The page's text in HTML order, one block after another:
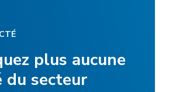
plus aucune
secteur